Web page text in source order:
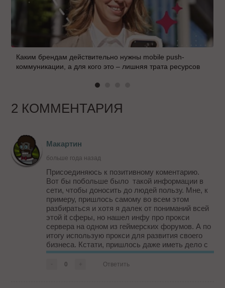
Каким брендам действительно нужны mobile push-
коммуникации, а для кого это – лишняя трата ресурсов
2 КОММЕНТАРИЯ
Макартин
больше года назад
Присоединяюсь к позитивному коментарию.
Вот бы побольше было такой информации в
сети, чтобы доносить до людей пользу. Мне, к
примеру, пришлось самому во всем этом
разбираться и хотя я далек от пониманий всей
этой it сферы, но нашел инфу про прокси
сервера на одном из геймерских форумов. А по
итогу использую прокси для развития своего
бизнеса. Кстати, пришлось даже иметь дело с
закрытием уязвимых портов proxy-
store.com/ru/scan-port. А пользуюсь услугами
0 Ответить